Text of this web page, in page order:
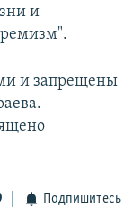
и
и запрещены
Подпишитесь